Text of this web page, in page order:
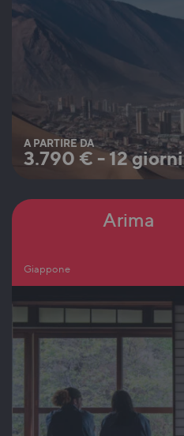
A PARTIRE DA
3.790 € -12 giorni
Giappone
Arima